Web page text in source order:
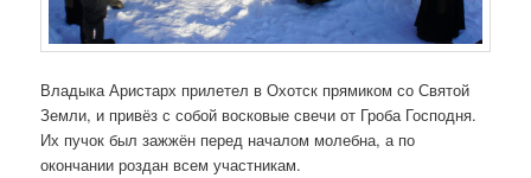
Владыка Аристарх прилетел в Охотск прямиком со Святой
Земли, и привёз с собой восковые свечи от Гроба Господня.
Их пучок был зажжён перед началом молебна, а по
окончании роздан всем участникам.